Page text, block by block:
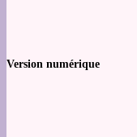
Version numérique